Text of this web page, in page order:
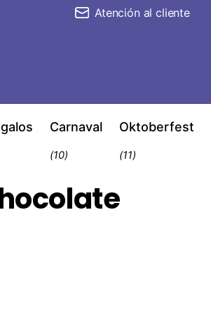
Atención al cliente
Carnaval
(10)
Oktoberfest
(11)